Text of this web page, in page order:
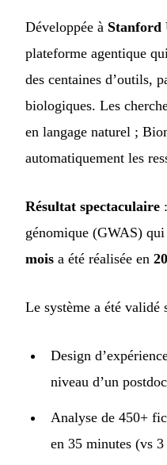
Développée à Stanford
plateforme agentique
des centaines d’outils,
biologiques. Les
en langage naturel ;
automatiquement les
Résultat spectaculaire
génomique (GWAS)
mois a été réalisée en
Le système a été validé
Design
niveau d’un
Analyse de 450+
en 35 minutes (vs